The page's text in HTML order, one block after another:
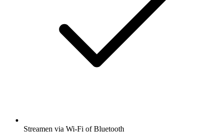
Streamen via Wi-Fi of Bluetooth